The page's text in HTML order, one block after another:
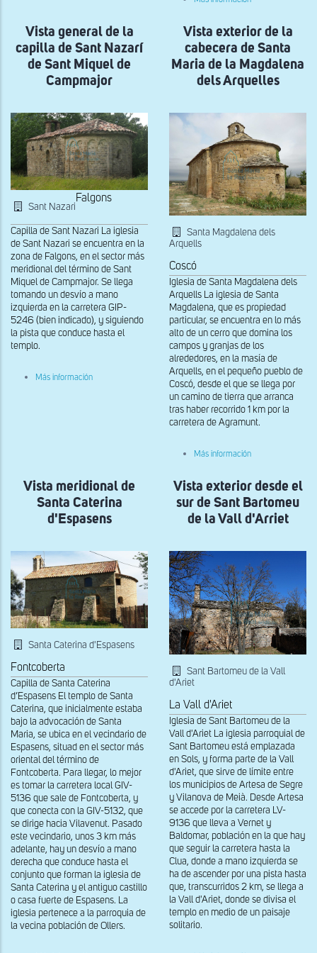
restos
del
castillo
la
capilla
gótica
de
Capilla
de
Santa
Maria
Vista general de la
capilla de Sant Nazarí
de Sant Miquel de
Campmajor
Sant Nazari
Falgons
Capilla de Sant Nazari La iglesia
de Sant Nazari se encuentra en la
zona de Falgons, en el sector más
meridional del término de Sant
Miquel de Campmajor. Se llega
tomando un desvío a mano
izquierda en la carretera GIP-
5246 (bien indicado), y siguiendo
la pista que conduce hasta el
templo.
Más información
Sant
Miquel
de
Vista exterior de la
cabecera de Santa
Maria de la Magdalena
dels Arquelles
Santa Magdalena dels
Arquells
Coscó
Iglesia de Santa Magdalena dels
Arquells La iglesia de Santa
Magdalena, que es propiedad
particular, se encuentra en lo más
alto de un cerro que domina los
campos y granjas de los
alrededores, en la masía de
Arquells, en el pequeño pueblo de
Coscó, desde el que se llega por
un camino de tierra que arranca
tras haber recorrido 1 km por la
carretera de Agramunt.
Más información
de
cabecera
de
Santa
Magdalena
dels
Arquelles
Vista meridional de
Santa Caterina
d'Espasens
Santa Caterina d'Espasens
Fontcoberta
Capilla de Santa Caterina
d’Espasens El templo de Santa
Caterina, que inicialmente estaba
bajo la advocación de Santa
Maria, se ubica en el vecindario de
Espasens, situad en el sector más
oriental del término de
Fontcoberta. Para llegar, lo mejor
es tomar la carretera local GIV-
5136 que sale de Fontcoberta, y
que conecta con la GIV-5132, que
se dirige hacia Vilavenut. Pasado
este vecindario, unos 3 km más
adelante, hay un desvío a mano
derecha que conduce hasta el
conjunto que forman la iglesia de
Santa Caterina y el antiguo castillo
o casa fuerte de Espasens. La
iglesia pertenece a la parroquia de
la vecina población de Ollers.
Vista exterior desde el
sur de Sant Bartomeu
de la Vall d'Arriet
Sant Bartomeu de la Vall
d'Ariet
La Vall d'Ariet
Iglesia de Sant Bartomeu de la
Vall d'Ariet La iglesia parroquial de
Sant Bartomeu está emplazada
en Sols, y forma parte de la Vall
d'Ariet, que sirve de límite entre
los municipios de Artesa de Segre
y Vilanova de Meià. Desde Artesa
se accede por la carretera LV-
9136 que lleva a Vernet y
Baldomar, población en la que hay
que seguir la carretera hasta la
Clua, donde a mano izquierda se
ha de ascender por una pista hasta
que, transcurridos 2 km, se llega a
la Vall d'Ariet, donde se divisa el
templo en medio de un paisaje
solitario.